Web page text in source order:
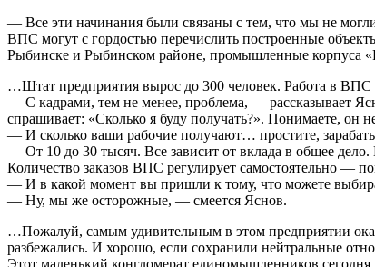
— Все эти начинания были связаны с тем, что мы не
ВПС могут с гордостью перечислить построенные
Рыбинске и Рыбинском районе, промышленные корпуса
…Штат предприятия вырос до 300 человек. Работа в ВПС
— С кадрами, тем не менее, проблема, — рассказывает
спрашивает: «Сколько я буду получать?». Понимаете, он
— И сколько ваши рабочие получают… простите,
— От 10 до 30 тысяч. Все зависит от вклада в общее дело.
Количество заказов ВПС регулирует самостоятельно —
— И в какой момент вы пришли к тому, что можете
— Ну, мы же осторожные, — смеется Яснов.
…Пожалуй, самым удивительным в этом предприятии
разбежались. И хорошо, если сохранили нейтральные
Этот маленький конгломерат единомышленников